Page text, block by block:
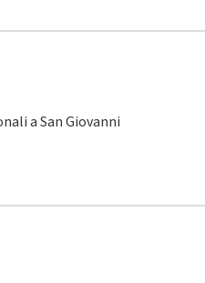
a San Giovanni